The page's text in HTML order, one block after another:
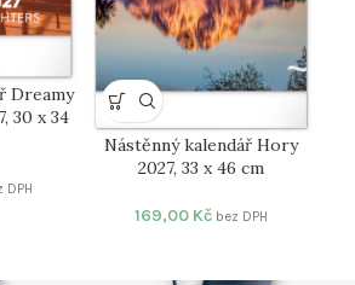
Dreamy
30 x 34
DPH
Nástěnný kalendář Hory
2027, 33 x 46 cm
169,00 Kč bez DPH